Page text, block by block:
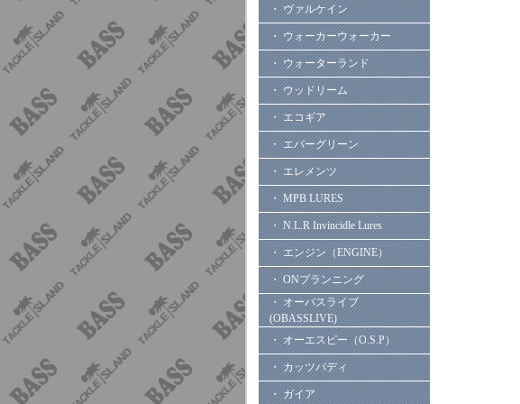
・ ヴァルケイン
・ ウォーカーウォーカー
・ ウォーターランド
・ ウッドリーム
・ エコギア
・ エバーグリーン
・ エレメンツ
・ MPB LURES
・ N.L.R Invincidle Lures
・ エンジン（ENGINE）
・ ONプランニング
・ オーバスライブ
(OBASSLIVE)
・ オーエスピー（O.S.P）
・ カッツバディ
・ ガイア